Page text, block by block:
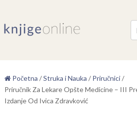
Početna /Struka i Nauka / Priručnici/
Priručnik Za Lekare Opšte Medicine – III
Izdanje Od Ivica Zdravković